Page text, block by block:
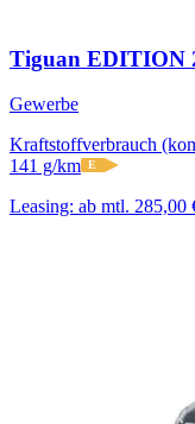
Tiguan EDITION
Gewerbe
Kraftstoffverbrauch
141 g/km E
Leasing: ab mtl. 285,00